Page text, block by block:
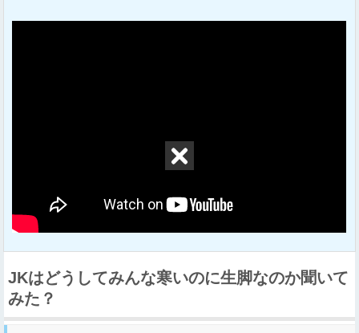
JKはどうしてみんな寒いのに生脚なのか聞いて
みた？